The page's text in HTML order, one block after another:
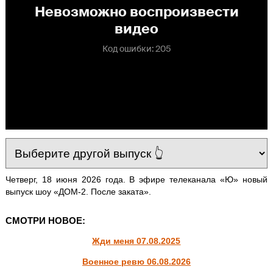
Четверг, 18 июня 2026 года. В эфире телеканала «Ю» новый
выпуск шоу «ДОМ-2. После заката».
СМОТРИ НОВОЕ:
Жди меня 07.08.2025
Военное ревю 06.08.2026